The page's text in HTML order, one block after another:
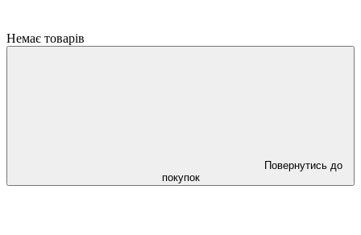
Немає товарів
Повернутись до
покупок